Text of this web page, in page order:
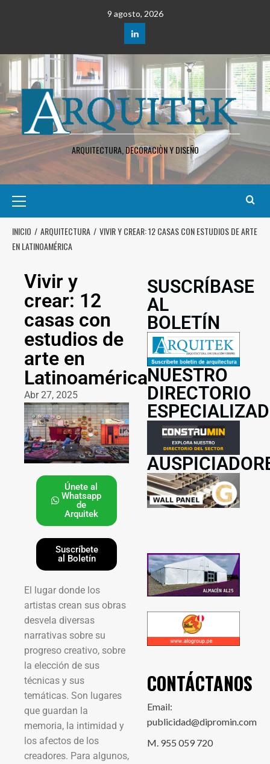
9 agosto, 2026
ARQUITECTURA, DECORACIÒN Y DISEÑO
INICIO ARQUITECTURA
VIVIR Y CREAR: 12 CASAS CON ESTUDIOS DE ARTE
EN LATINOAMÉRICA
Vivir y
crear: 12
casas con
estudios de
arte en
Latinoamérica
Abr 27, 2025
Únete al
Whatsapp
de
Arquitek
Suscríbete
al Boletín
El lugar donde los
artistas crean sus obras
desvela diversas
narrativas sobre su
progreso creativo, sobre
la elección de sus
técnicas y sus
temáticas. Son lugares
que guardan la
memoria, la intimidad y
los afectos de los
creadores. Para algunos,
SUSCRÍBASE
AL
BOLETÍN
NUESTRO
DIRECTORIO
CONTÁCTANOS
Email:
publicidad@dipromin.com
M. 955 059 720